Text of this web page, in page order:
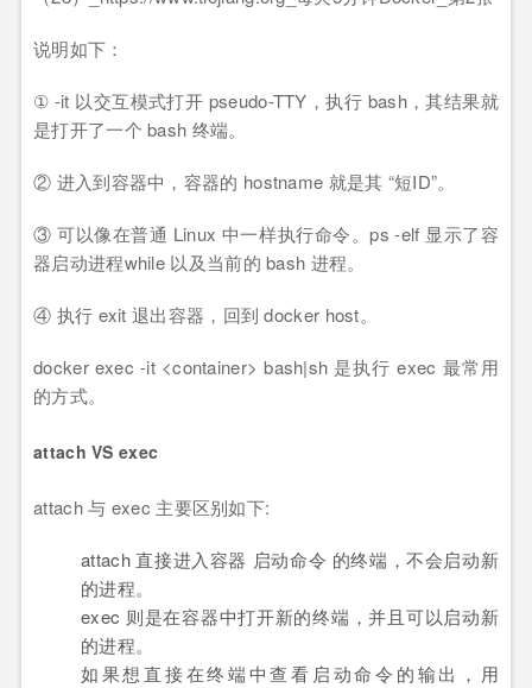
说明如下：
① -it 以交互模式打开 pseudo-TTY，执行 bash，其结果就
是打开了一个 bash 终端。
② 进入到容器中，容器的 hostname 就是其 “短ID”。
③ 可以像在普通 Linux 中一样执行命令。ps -elf 显示了容
器启动进程while 以及当前的 bash 进程。
④ 执行 exit 退出容器，回到 docker host。
docker exec -it <container> bash|sh 是执行 exec 最常用
的方式。
attach VS exec
attach 与 exec 主要区别如下:
attach 直接进入容器 启动命令 的终端，不会启动新
的进程。
exec 则是在容器中打开新的终端，并且可以启动新
的进程。
如果想直接在终端中查看启动命令的输出，用